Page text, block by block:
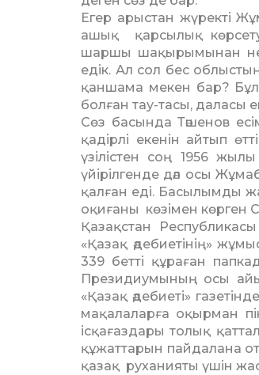
Егер арыстан жүректі
ашық қарсы­лық
шаршы шақыры­мынан
едік. Ал сол бес
қан­шама мекен бар? Бұл
болған тау-тасы, даласы
Сөз басында Тәшенов
қадірлі екенін айтып
үзілістен соң 1956
үйірілгенде дәл осы
қалған еді. Басылымды
оқиғаны көзімен көрген
Қазақстан
«Қазақ әдебиетінің»
339 бетті құраған
Президиумының осы
«Қазақ әдебиеті»
мақалаларға оқыр­ман
ісқағаздары толық
құжаттарын пайдалана
қазақ руханияты үшін